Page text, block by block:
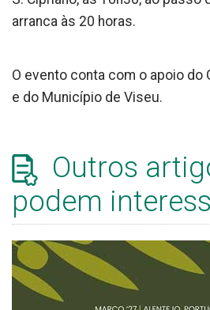
arranca às 20 horas.
O evento conta com o apoio do
e do Município de Viseu.
Outros
podem